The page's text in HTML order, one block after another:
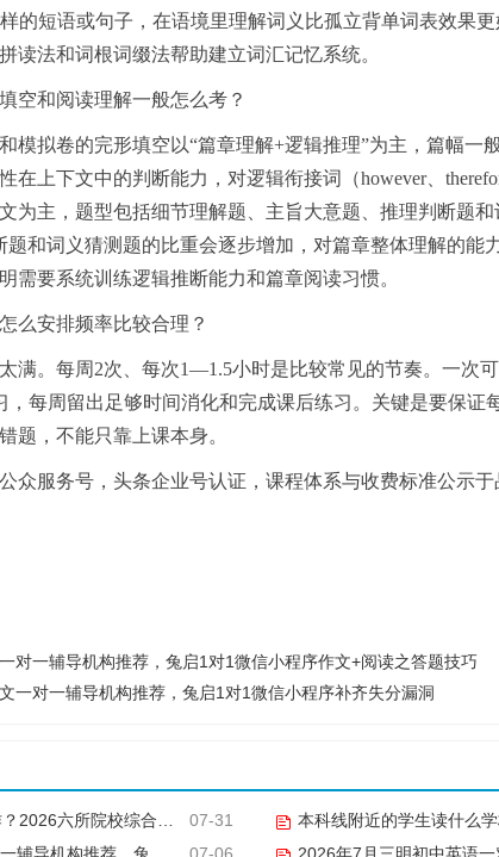
样的短语或句子，在语境里理解词义比孤立背单词表效果
读法和词根词缀法帮助建立词汇记忆系统。
空和阅读理解一般怎么考？
模拟卷的完形填空以“篇章理解+逻辑推理”为主，篇幅一
在上下文中的判断能力，对逻辑衔接词（however、
为主，题型包括细节理解题、主旨大意题、推理判断题
题和词义猜测题的比重会逐步增加，对篇章整体理解的能
需要系统训练逻辑推断能力和篇章阅读习惯。
么安排频率比较合理？
满。每周2次、每次1—1.5小时是比较常见的节奏。一次
，每周留出足够时间消化和完成课后练习。关键是要保
，不能只靠上课本身。
众服务号，头条企业号认证，课程体系与收费标准公示
对一辅导机构推荐，兔启1对1微信小程序作文+阅读之答题技巧
一对一辅导机构推荐，兔启1对1微信小程序补齐失分漏洞
07-31
校综合实力与就业数据解读
本科线附近的学生读什么学校好就业？